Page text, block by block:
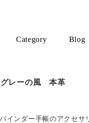
Category Blog
レーの風 本革
バインダー手帳のアクセ